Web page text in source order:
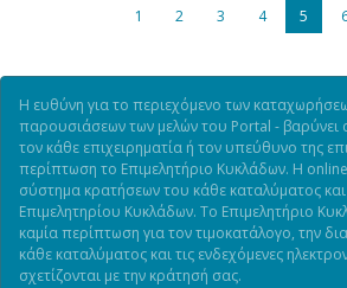
1 2 3 4 5
Η ευθύνη για το περιεχόμενο των
παρουσιάσεων των μελών του Portal - βαρύνει
τον κάθε επιχειρηματία ή τον υπεύθυνο της
περίπτωση το Επιμελητήριο Κυκλάδων. Η
σύστημα κρατήσεων του κάθε καταλύματος
Επιμελητηρίου Κυκλάδων. Το Επιμελητήριο
καμία περίπτωση για τον τιμοκατάλογο, την
κάθε καταλύματος και τις ενδεχόμενες
σχετίζονται με την κράτησή σας.